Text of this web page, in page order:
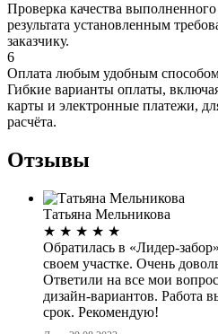
Проверка качества
результата установленным
заказчику.
6
Оплата любым удобным
Гибкие варианты оплаты,
карты и электронные платежи,
расчёта.
Отзывы
Татьяна Мельникова
★ ★ ★ ★ ★
Обратилась в «Лидер-
своем участке. Очень
Ответили на все мои
дизайн-вариантов. Работа
срок. Рекомендую!